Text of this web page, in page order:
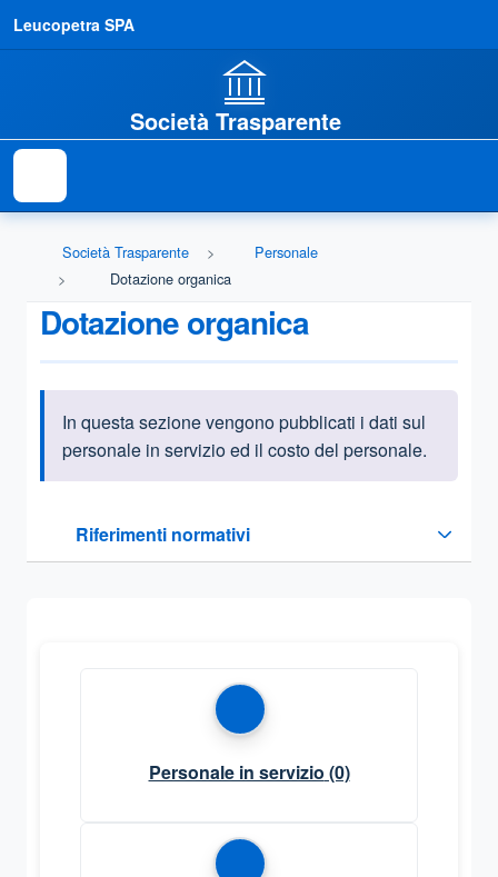
Leucopetra SPA
Società Trasparente
Società Trasparente
Personale
Dotazione organica
Dotazione organica
Informazioni introduttive
In questa sezione vengono pubblicati i dati sul
personale in servizio ed il costo del personale.
Riferimenti normativi
Sezione compressa
Personale in servizio (0)